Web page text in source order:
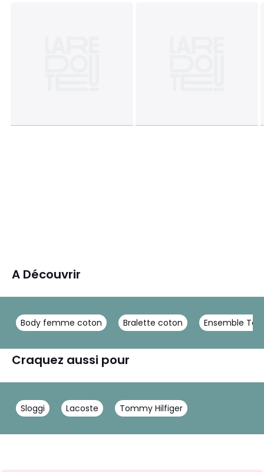
A Découvrir
Body femme coton Bralette coton Ensemble
Craquez aussi pour
Sloggi Lacoste Tommy Hilfiger